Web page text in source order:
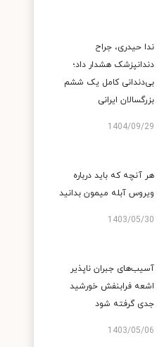
ندا حیدری، جراح
دندانپزشک هشدار داد؛
بی‌دندانی کامل یک ششم
بزرگسالان ایرانی
1404/09/29
هر آنچه که باید درباره
ویروس آبله میمون بدانید
1403/05/30
آسیب‌های جبران ناپذیر
اشعه فرابنفش خورشید
جدی گرفته شود
1403/05/06